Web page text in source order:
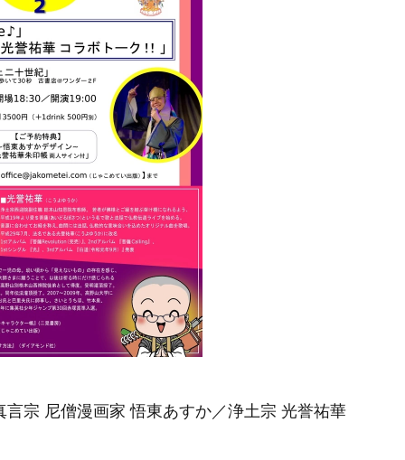
宗 尼僧漫画家 悟東あすか／浄土宗 光誉祐華